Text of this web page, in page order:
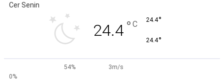
Cer Senin
24.4 ° C 24.4°
24.4°
54%
3m/s
0%